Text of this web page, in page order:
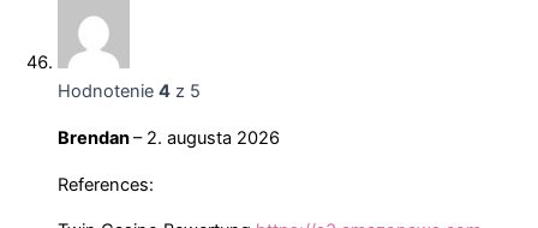
Hodnotenie 4 z 5
Brendan– 2. augusta 2026
References: